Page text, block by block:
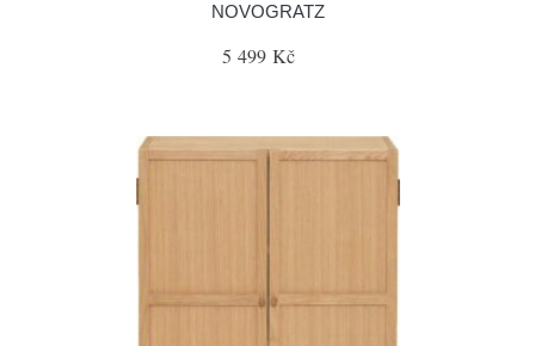
NOVOGRATZ
5 499 Kč